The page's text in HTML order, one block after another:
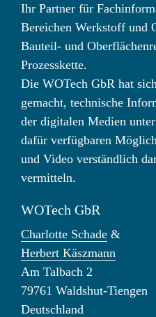
Ihr Partner für
Bereichen Werkstoff und
Bauteil- und
Prozesskette.
Die WOTech GbR hat
gemacht, technische
der digitalen Medien
dafür verfügbaren
und Video verständlich
vermitteln.
WOTech GbR
Charlotte Schade &
Herbert Käszmann
Am Talbach 2
79761 Waldshut-Tiengen
Deutschland